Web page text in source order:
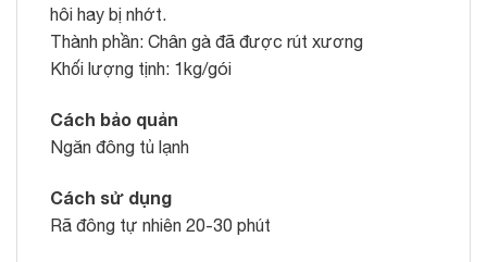
hôi hay bị nhớt.
Thành phần: Chân gà đã được rút xương
Khối lượng tịnh: 1kg/gói
Cách bảo quản
Ngăn đông tủ lạnh
Cách sử dụng
Rã đông tự nhiên 20-30 phút